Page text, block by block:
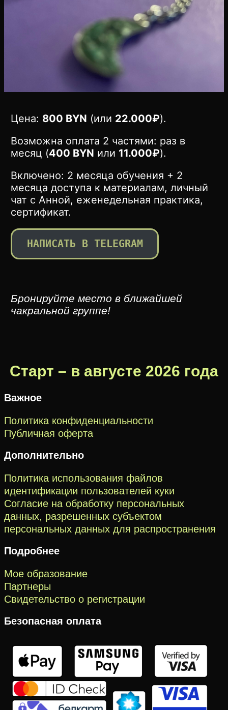
Цена: 800 BYN (или 22.000₽).
Возможна оплата 2 частями: раз в
месяц (400 BYN или 11.000₽).
Включено: 2 месяца обучения + 2
месяца доступа к материалам, личный
чат с Анной, еженедельная практика,
сертификат.
НАПИСАТЬ В TELEGRAM
Бронируйте место в ближайшей
чакральной группе!
Старт – в августе 2026 года
Важное
Политика конфиденциальности
Публичная оферта
Дополнительно
Политика использования файлов
идентификации пользователей куки
Согласие на обработку персональных
данных, разрешенных субъектом
персональных данных для распространения
Подробнее
Мое образование
Партнеры
Свидетельство о регистрации
Безопасная оплата